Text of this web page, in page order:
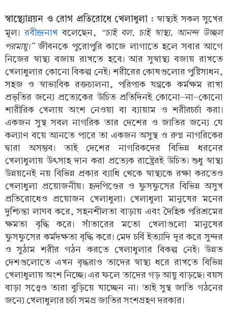
স্বাস্থ্যোন্নয়ন ও রোগ প্রতিরোধে খেলাধুলা : স্বাস্থ্যই সকল সুখের
মূল।রবীন্দ্রনাথবলেছেন, “চাই বল, চাই স্বাস্থ্য, আনন্দ উচ্ছল
পরমায়ু।”জীবনকে পুরোপুরি কাজে লাগাতে হলে সবার আগে
নিজের স্বাস্থ্য বজায় রাখতে হবে। আর সুস্বাস্থ্য বজায় রাখতে
খেলাধুলার কোনো বিকল্প নেই। শরীরের কোষগুলোর পুষ্টিসাধন,
সহজ ও স্বাভাবিক রক্তচালনা, পরিপাক যন্ত্রকে কর্মক্ষম রাখা
প্রভৃতির জন্যে প্রত্যেকের উচিত প্রতিদিনই কোনো-না-কোনো
শারীরিক খেলায় অংশ নেওয়া বা ব্যায়াম ও শরীরচর্চা করা।
একজন সুস্থ সবল নাগরিক তার দেশের ও জাতির জন্যে যে
কল্যাণ বয়ে আনতে পারে তা একজন অসুস্থ ও রুগ্ন নাগরিকের
দ্বারা অসম্ভব। তাই দেশের নাগরিকদের বিভিন্ন ধরনের
খেলাধুলায় উৎসাহ দান করা প্রত্যেক রাষ্ট্রেরই উচিত। শুধু স্বাস্থ্য
উন্নয়নেই নয় বিভিন্ন প্রকার ব্যাধি থেকে স্বাস্থ্যকে রক্ষা করতেও
খেলাধুলা প্রয়োজনীয়। হৃদপিণ্ডের ও ফুসফুসের বিভিন্ন অসুখ
প্রতিরোধেও প্রয়োজন খেলাধুলা। খেলাধুলা মানুষের মনের
দুশ্চিন্তা লাঘব করে, সহনশীলতা বাড়ায় এবং দৈহিক পরিশ্রমের
ক্ষমতা বৃদ্ধি করে। সাঁতারের মতো খেলাগুলো মানুষের
ফুসফুসের কর্মদক্ষতা বৃদ্ধি করে। মেদ চর্বি ইত্যাদি দূর করে সুন্দর
ও সুঠাম শরীর গঠন করতে খেলাধুলার বিকল্প নেই। উন্নত
দেশগুলোতে এখন বৃদ্ধরাও তাদের স্বাস্থ্য ধরে রাখতে বিভিন্ন
খেলাধুলায় অংশ নিচ্ছে। এর ফলে তাদের গড় আয়ু বাড়ছে। বয়স
বাড়া সত্ত্বেও তারা বুড়িয়ে যাচ্ছেন না। তাই সুস্থ জাতি গঠনের
জন্যে খেলাধুলার চর্চা সমগ্র জাতির সংশগ্রহণ দরকার।